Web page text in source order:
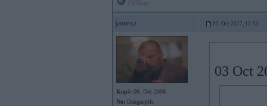
janexz 03. Oct 2017, 12:53
Kopš: 09. Dec 2006
No: Daugavpils
03 Oct